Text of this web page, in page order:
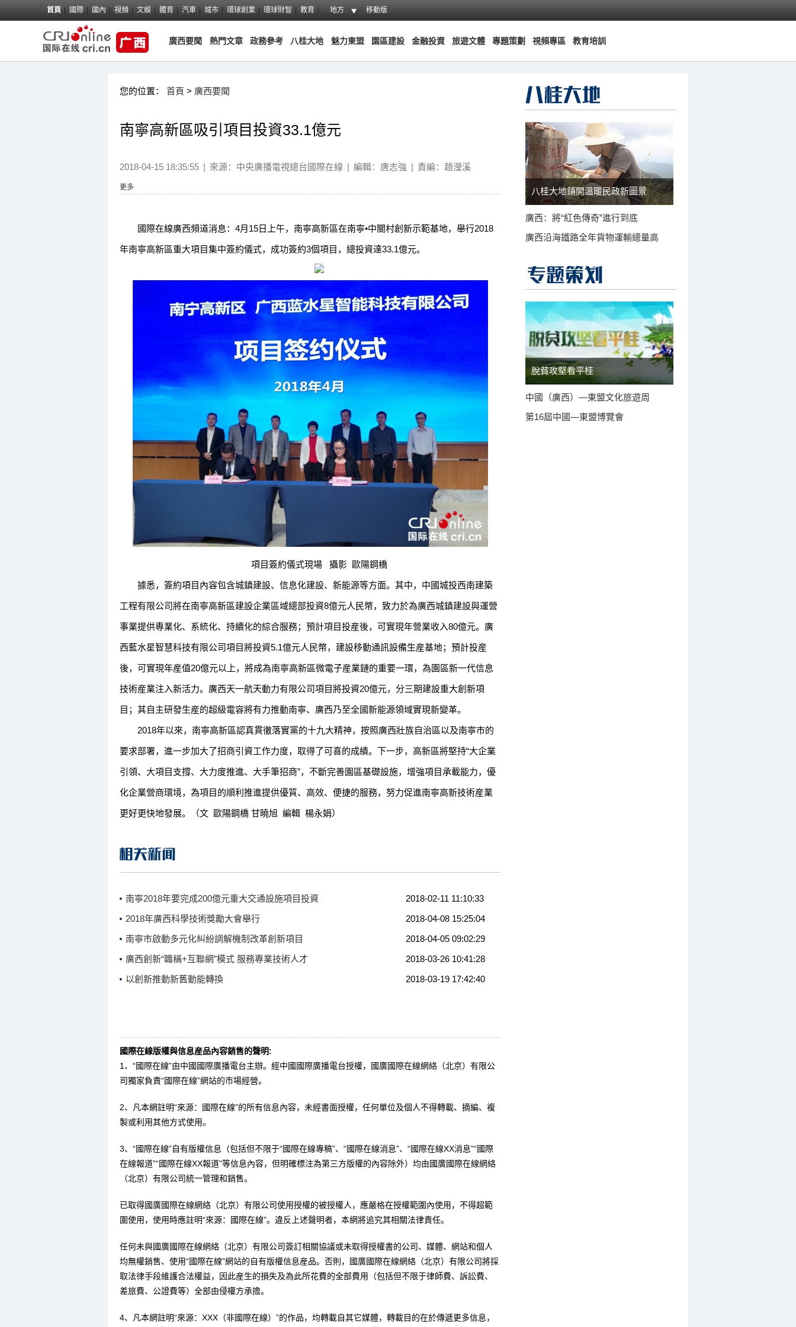
首頁 國際 國內 視頻 文娛 體育 汽車 城市 環球創業 環球財智 教育 地方 移動版
廣西要聞 熱門文章 政務參考 八桂大地 魅力東盟 園區建設 金融投資 旅遊文體 專題策劃 視頻專區 教育培訓
您的位置： 首頁 > 廣西要聞
南寧高新區吸引項目投資33.1億元
2018-04-15 18:35:55 | 來源：中央廣播電視總台國際在線 | 編輯：唐志強 | 責編：趙瀅溪
更多
國際在線廣西頻道消息：4月15日上午，南寧高新區在南寧•中關村創新示範基地，舉行2018
年南寧高新區重大項目集中簽約儀式，成功簽約3個項目，總投資達33.1億元。
項目簽約儀式現場 攝影 歐陽鋼橋
據悉，簽約項目內容包含城鎮建設、信息化建設、新能源等方面。其中，中國城投西南建築
工程有限公司將在南寧高新區建設企業區域總部投資8億元人民幣，致力於為廣西城鎮建設與運營
事業提供專業化、系統化、持續化的綜合服務；預計項目投産後，可實現年營業收入80億元。廣
西藍水星智慧科技有限公司項目將投資5.1億元人民幣，建設移動通訊設備生産基地；預計投産
後，可實現年産值20億元以上，將成為南寧高新區微電子産業鏈的重要一環，為園區新一代信息
技術産業注入新活力。廣西天一航天動力有限公司項目將投資20億元，分三期建設重大創新項
目；其自主研發生産的超級電容將有力推動南寧、廣西乃至全國新能源領域實現新變革。
2018年以來，南寧高新區認真貫徹落實黨的十九大精神，按照廣西壯族自治區以及南寧市的
要求部署，進一步加大了招商引資工作力度，取得了可喜的成績。下一步，高新區將堅持“大企業
引領、大項目支撐、大力度推進、大手筆招商”，不斷完善園區基礎設施，增強項目承載能力，優
化企業營商環境，為項目的順利推進提供優質、高效、便捷的服務，努力促進南寧高新技術産業
更好更快地發展。（文 歐陽鋼橋 甘曉旭 編輯 楊永娟）
2018-02-11 11:10:33
南寧2018年要完成200億元重大交通設施項目投資
2018-04-08 15:25:04
2018年廣西科學技術獎勵大會舉行
2018-04-05 09:02:29
南寧市啟動多元化糾紛調解機制改革創新項目
2018-03-26 10:41:28
廣西創新“職稱+互聯網”模式 服務專業技術人才
2018-03-19 17:42:40
以創新推動新舊動能轉換
國際在線版權與信息産品內容銷售的聲明:
1、“國際在線”由中國國際廣播電台主辦。經中國國際廣播電台授權，國廣國際在線網絡（北京）有限公
司獨家負責“國際在線”網站的市場經營。
2、凡本網註明“來源：國際在線”的所有信息內容，未經書面授權，任何單位及個人不得轉載、摘編、複
製或利用其他方式使用。
3、“國際在線”自有版權信息（包括但不限于“國際在線專稿”、“國際在線消息”、“國際在線XX消息”“國際
在線報道”“國際在線XX報道”等信息內容，但明確標注為第三方版權的內容除外）均由國廣國際在線網絡
（北京）有限公司統一管理和銷售。
已取得國廣國際在線網絡（北京）有限公司使用授權的被授權人，應嚴格在授權範圍內使用，不得超範
圍使用，使用時應註明“來源：國際在線”。違反上述聲明者，本網將追究其相關法律責任。
任何未與國廣國際在線網絡（北京）有限公司簽訂相關協議或未取得授權書的公司、媒體、網站和個人
均無權銷售、使用“國際在線”網站的自有版權信息産品。否則，國廣國際在線網絡（北京）有限公司將採
取法律手段維護合法權益，因此産生的損失及為此所花費的全部費用（包括但不限于律師費、訴訟費、
差旅費、公證費等）全部由侵權方承擔。
4、凡本網註明“來源：XXX（非國際在線）”的作品，均轉載自其它媒體，轉載目的在於傳遞更多信息，
八桂大地鋪開溫暖民政新圖景
廣西：將“紅色傳奇”進行到底
廣西沿海鐵路全年貨物運輸總量高
脫貧攻堅看平桂
中國（廣西）—東盟文化旅遊周
第16屆中國—東盟博覽會